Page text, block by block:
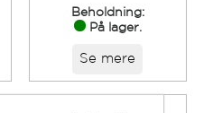
Beholdning:
På lager.
Se mere